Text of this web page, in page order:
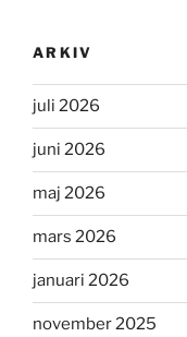
ARKIV
juli 2026
juni 2026
maj 2026
mars 2026
januari 2026
november 2025